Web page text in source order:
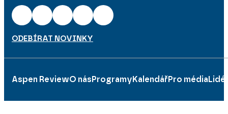
ODEBÍRAT NOVINKY
Aspen ReviewO nás Programy Kalendář Pro média Lidé